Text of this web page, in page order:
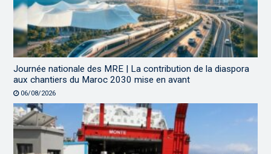
Journée nationale des MRE | La contribution de la diaspora
aux chantiers du Maroc 2030 mise en avant
06/08/2026